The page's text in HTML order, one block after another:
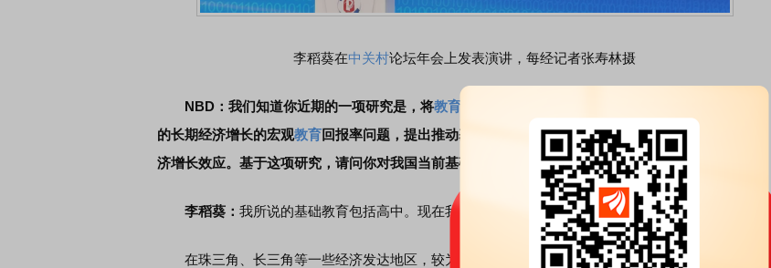
李稻葵在中关村论坛年会上发表演讲，每经记者张寿林摄
NBD：我们知道你近期的一项研究是，将教育
的长期经济增长的宏观教育回报率问题，提出推动基础
普及比高等教育发展有更为显著的宏观经
济增长效应。基于这项研究，请问你对我国当前基础教育有哪些评论和建议？
李稻葵： 我所说的基础教育包括高中。现在我们的基础教育，应该说还是存在一些短板。
在珠三角、长三角等一些经济发达地区，较为普遍的呼声，就是增加普通高中的入学比例和入学